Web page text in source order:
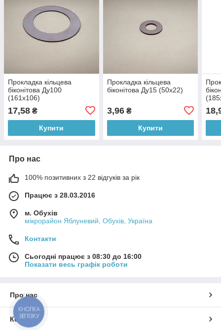
Прокладка кільцева
біконітова Ду100
(161х106)
17,58 ₴
Купити
Прокладка кільцева
біконітова Ду15 (50х22)
3,96₴
Купити
Про нас
100% позитивних з 22 відгуків за рік
Працює з 28.03.2016
м. Обухів
мікрорайон Яблуневий, Обухів, Україна
Контакти
Сьогодні працює з 08:30 до 16:00
Показати весь графік роботи
Про нас
Контакти
КНОПКА
ЗВ'ЯЗКУ